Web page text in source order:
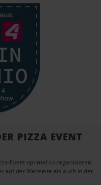
PIZZA EVENT
Event optimal zu organisieren!
auf der Webseite als auch in der